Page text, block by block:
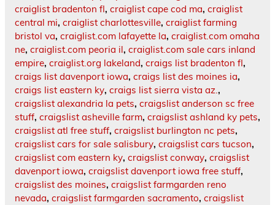
craiglist bradenton fl, craiglist cape cod ma, craiglist
central mi, craiglist charlottesville, craiglist farming
bristol va, craiglist.com lafayette la, craiglist.com omaha
ne, craiglist.com peoria il, craiglist.com sale cars inland
empire, craiglist.org lakeland, craigs list bradenton fl,
craigs list davenport iowa, craigs list des moines ia,
craigs list eastern ky, craigs list sierra vista az.,
craigslist alexandria la pets, craigslist anderson sc free
stuff, craigslist asheville farm, craigslist ashland ky pets,
craigslist atl free stuff, craigslist burlington nc pets,
craigslist cars for sale salisbury, craigslist cars tucson,
craigslist com eastern ky, craigslist conway, craigslist
davenport iowa, craigslist davenport iowa free stuff,
craigslist des moines, craigslist farmgarden reno
nevada, craigslist farmgarden sacramento, craigslist